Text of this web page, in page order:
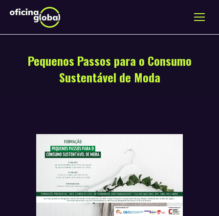
Pequenos Passos para o Consumo
Sustentável de Moda